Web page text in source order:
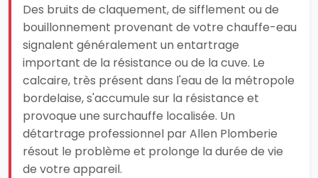
Des bruits de claquement, de sifflement ou de
bouillonnement provenant de votre chauffe-eau
signalent généralement un entartrage
important de la résistance ou de la cuve. Le
calcaire, très présent dans l'eau de la métropole
bordelaise, s'accumule sur la résistance et
provoque une surchauffe localisée. Un
détartrage professionnel par Allen Plomberie
résout le problème et prolonge la durée de vie
de votre appareil.